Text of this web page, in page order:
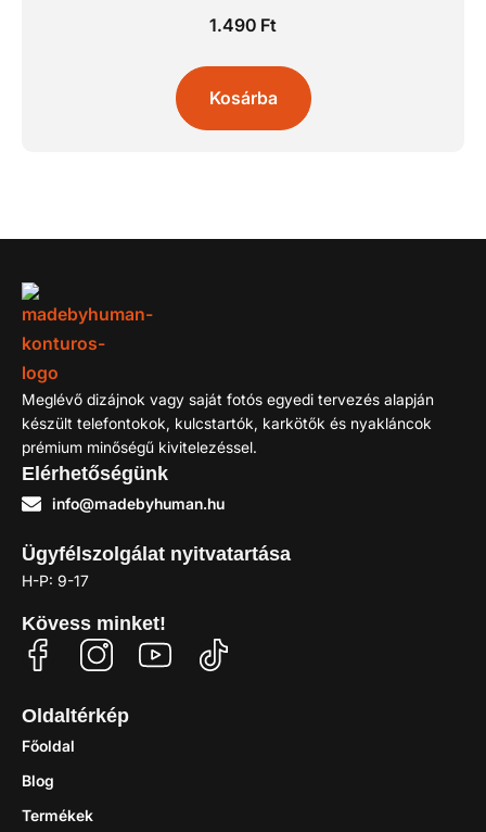
1.490 Ft
Kosárba
Meglévő dizájnok vagy saját fotós egyedi tervezés alapján
készült telefontokok, kulcstartók, karkötők és nyakláncok
prémium minőségű kivitelezéssel.
Elérhetőségünk
info@madebyhuman.hu
Ügyfélszolgálat nyitvatartása
H-P: 9-17
Kövess minket!
Oldaltérkép
Főoldal
Blog
Termékek